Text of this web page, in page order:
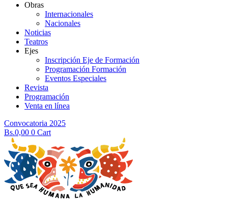
Obras
Internacionales
Nacionales
Noticias
Teatros
Ejes
Inscripción Eje de Formación
Programación Formación
Eventos Especiales
Revista
Programación
Venta en línea
Convocatoria 2025
Bs.0,00 0 Cart